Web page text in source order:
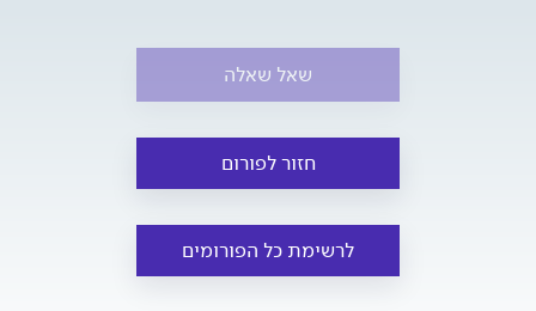
שאל שאלה
חזור לפורום
לרשימת כל הפורומים